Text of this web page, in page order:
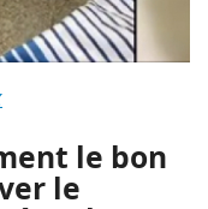
le bon
le